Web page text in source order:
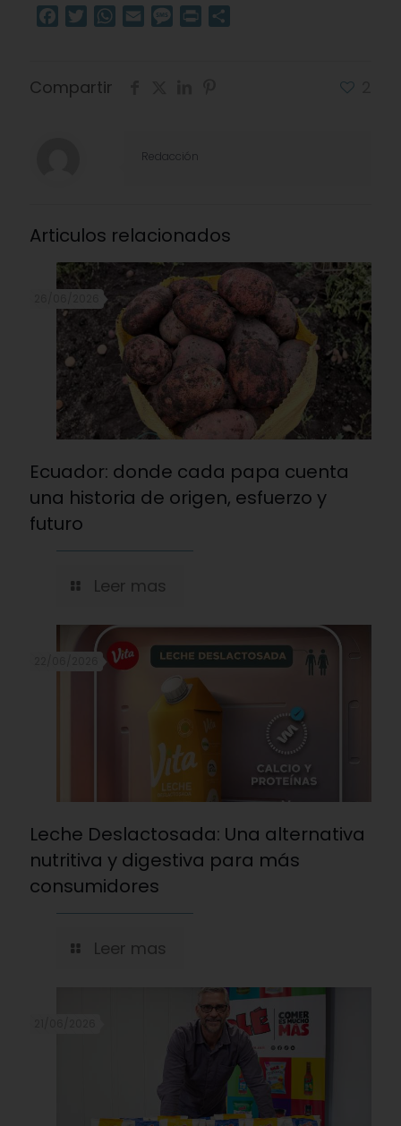
Facebook
TwitterWhatsApp
Email Message
Print
Compartir
Redacción
Articulos relacionados
Ecuador: donde cada papa cuenta
una historia de origen, esfuerzo y
futuro
Leer mas
Leche Deslactosada: Una alternativa
nutritiva y digestiva para más
consumidores
Leer mas